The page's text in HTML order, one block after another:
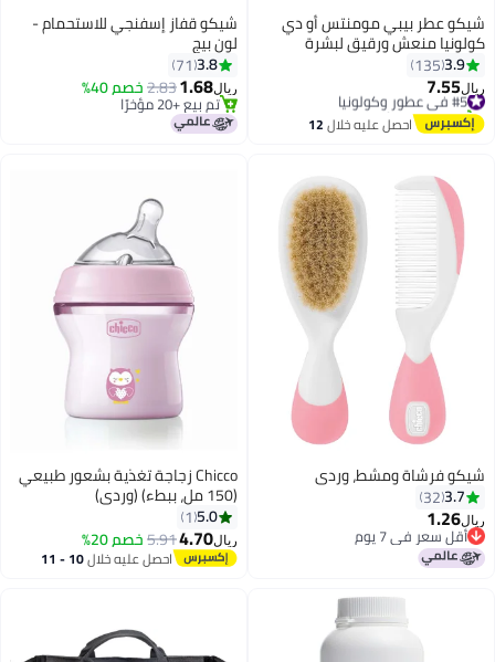
شيكو عطر بيبي مومنتس أو دي
كولونيا منعش ورقيق لبشرة
الأطفال من عمر 0 شهر فما فوق
سعة 100 مل
3.9
135
ريال7.55#5 في عطور وكولونيا
تم بيع +20 مؤخرًا
#5 في عطور وكولونيا احصل عليه خلال12
شيكو قفاز إسفنجي للاستحمام -
لون بيج
3.8
71
ريال1.68
2.83خصم 40%
تم بيع +20 مؤخرًا
تم بيع +20 مؤخرًا
شيكو فرشاة ومشط، وردي
3.7
32
ريال1.26
أقل سعر في 7 يوم
أقل سعر في 7 يوم
Chicco زجاجة تغذية بشعور طبيعي
(150 مل، ببطء) (وردي)
5.0
1
ريال4.70
5.91خصم 20%
احصل عليه خلال 10 - 11